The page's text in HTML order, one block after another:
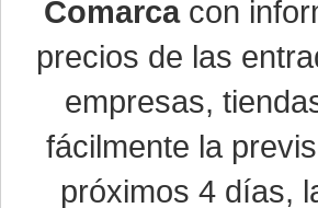
Comarcacon
precios de las
empresas,
fácilmente la
próximos 4 días,